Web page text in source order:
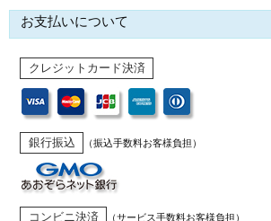
お支払いについて
クレジットカード決済
銀行振込 （振込手数料お客様負担）
コンビニ決済 （サービス手数料お客様負担）